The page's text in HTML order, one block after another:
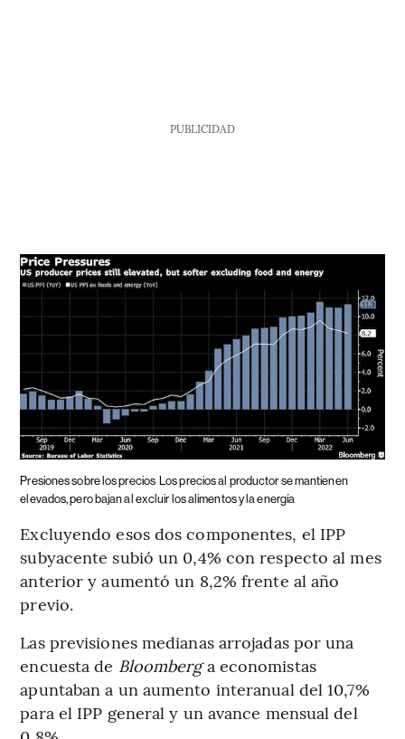
PUBLICIDAD
Presiones sobre los precios Los precios al productor se mantienen
elevados, pero bajan al excluir los alimentos y la energía
Excluyendo esos dos componentes, el IPP
subyacente subió un 0,4% con respecto al mes
anterior y aumentó un 8,2% frente al año
previo.
Las previsiones medianas arrojadas por una
encuesta de Bloomberga economistas
apuntaban a un aumento interanual del 10,7%
para el IPP general y un avance mensual del